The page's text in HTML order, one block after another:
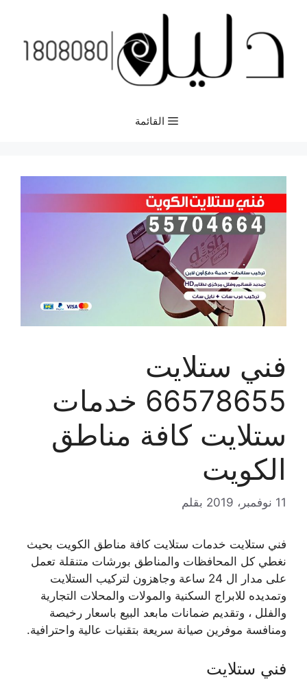
المحتوى
القائمة
فني ستلايت
66578655 خدمات
ستلايت كافة مناطق
الكويت
11 نوفمبر، 2019 بقلم
فني ستلايت خدمات ستلايت كافة مناطق الكويت بحيث
نغطي كل المحافظات والمناطق بورشات متنقلة تعمل
على مدار ال 24 ساعة وجاهزون لتركيب الستلايت
وتمديده للابراج السكنية والمولات والمحلات التجارية
والفلل ، وتقديم ضمانات مابعد البيع باسعار رخيصة
ومنافسة موفرين صيانة سريعة بتقنيات عالية واحترافية.
فني ستلايت